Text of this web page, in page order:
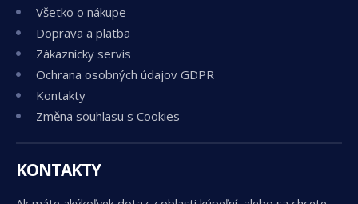
Všetko o nákupe
Doprava a platba
Zákaznícky servis
Ochrana osobných údajov GDPR
Kontakty
Změna souhlasu s Cookies
KONTAKTY